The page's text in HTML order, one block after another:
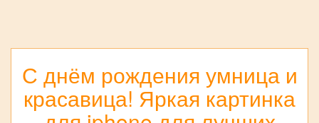
С днём рождения умница и
красавица! Яркая картинка